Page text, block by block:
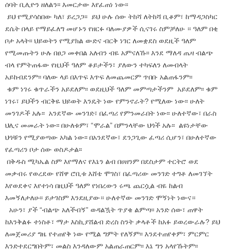
ሰባት ቢሊዮን ዘለልን፡፡ እመርታው እየፈጠነ ነው፡፡
ይህ የሚያሳስበው ካለ፣ ይረጋጋ፡፡ ይህ ሁሉ ሰው ትከሻ ለትከሻ ቢቆም፣ ከማዳጋስካር
ደሴት በላይ የማይፈለግ መሆኑን የዘርፉ ባለሙያዎች ሲናገሩ ስምቻለሁ ። ዓለም በቂ
ቦታ አላት፡፡ ህይወትን የሚያክል ውድና ብርቅ ነገር ለመቋደስ ወደዚች ዓለም
የሚመጡትን ሁሉ በፀጋ መቀበል አለብን ብዬ አምናለኹ፡፡ እንደ ማለዳ ጤዛ ብልጭ
ብላ የምትጠፋው የዚህች ዓለም ቆይታችን፣ ያለውን ተካፍለን ለመብላት
አይከብደንም፡፡ ባለው ላይ በእጥፍ እጥፍ ለመጨመርም ጥበቡ አልጠፋንም፡፡
ቁም ነገሩ ቁጥራችን አይደለም፡፡ ወደዚህች ዓለም መምጣታችንም አይደለም፡፡ ቁም
ነገሩ፣ ይህችን ብርቅዬ ህይወት እንዴት ነው የምንኖራት? የሚለው ነው፡፡ ሁለት
መንገዶች አሉ፡፡ አንደኛው መንገድ፣ በፈጣሪ የምንመራበት ነው፡፡ ሁለተኛው፣ በራስ
ህሊና መመራት ነው፡፡ በሁለቱም፣ “ሞራል” በምንላቸው ህጎች አሉ፡፡ ልዩነታቸው
ህጎቹን የሚያወጣው አካል ነው፡፡ በአንደኛው፣ ደንጋጊው ፈጣሪ ሲሆን፣ በሁለተኛው
የፈጣሪን ቦታ ሰው ወስዶታል፡፡
በቅዱስ ሚካኤል ስም እየማለና የእኔን ልብ በሀዘንም በደስታም ተርትሮ ወደ
መቃብሩ የወረደው የሸዋ ሮቢቱ እሸቴ ሞገስ፣ በፈጣሪው መንገድ ተግቶ ለመገኘት
እየወደቀና እየተነሳ በዚህች ዓለም የነበረውን ሩጫ ጨርሷል ብዬ ከልብ
እመኝለታለሁ፡፡ ይታገስም እንደዚያው። ሁለተኛው መንገድ ሞኝነት ነውና።
አሁን፣ ያች “ብልጭ አለችብኝ” ወዳልዃት ጥያቄ ልምጣ፡፡ አንድ ሰው፣ ጠዋት
ከእንቅልፉ ተነስቶ፣ ማታ እስኪያሸልብ ድረስ ስንት ቃላቶች ከአፉ ይወረውራሉ? ይህ
ለመጀመሪያ ግዜ የተጠየቅ ነው የሚል ግምት የለኝም፡፡ እንደተጠየቀም፣ ምርምር
እንድተደርግበትም፣ መልስ እንዳለውም አልጠራጠርም፡፡ እኔ ግን አላየኹትም፡፡